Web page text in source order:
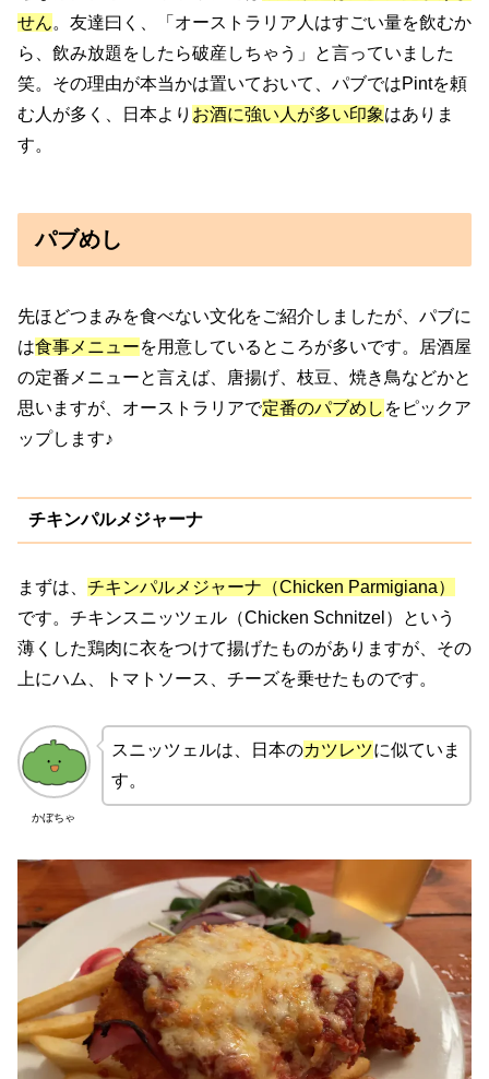
せん。友達曰く、「オーストラリア人はすごい量を飲むか
ら、飲み放題をしたら破産しちゃう」と言っていました
笑。その理由が本当かは置いておいて、パブではPintを頼
む人が多く、日本より お酒に強い人が多い印象はありま
す。
パブめし
先ほどつまみを食べない文化をご紹介しましたが、パブに
は食事メニューを用意しているところが多いです。居酒屋
の定番メニューと言えば、唐揚げ、枝豆、焼き鳥などかと
思いますが、オーストラリアで定番のパブめし をピックア
ップします♪
チキンパルメジャーナ
まずは、 チキンパルメジャーナ（Chicken Parmigiana）
です。チキンスニッツェル（Chicken Schnitzel）という
薄くした鶏肉に衣をつけて揚げたものがありますが、その
上にハム、トマトソース、チーズを乗せたものです。
かぼちゃ
スニッツェルは、日本のカツレツに似ていま
す。